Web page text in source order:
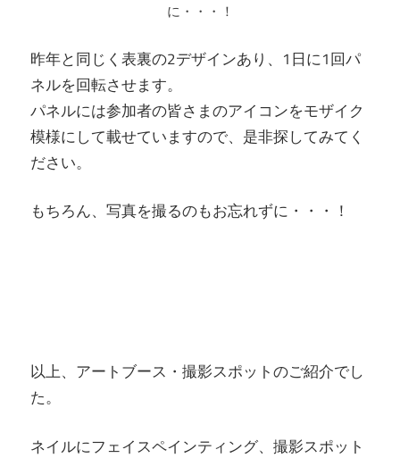
に・・・！
昨年と同じく表裏の2デザインあり、1日に1回パ
ネルを回転させます。
パネルには参加者の皆さまのアイコンをモザイク
模様にして載せていますので、是非探してみてく
ださい。
もちろん、写真を撮るのもお忘れずに・・・！
以上、アートブース・撮影スポットのご紹介でし
た。
ネイルにフェイスペインティング、撮影スポット